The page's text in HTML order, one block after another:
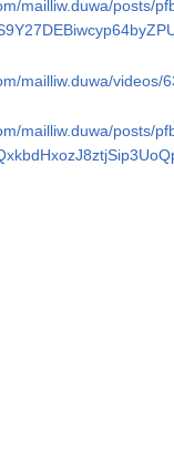
mailliw.duwa/posts/
mailliw.duwa/videos/
mailliw.duwa/posts/